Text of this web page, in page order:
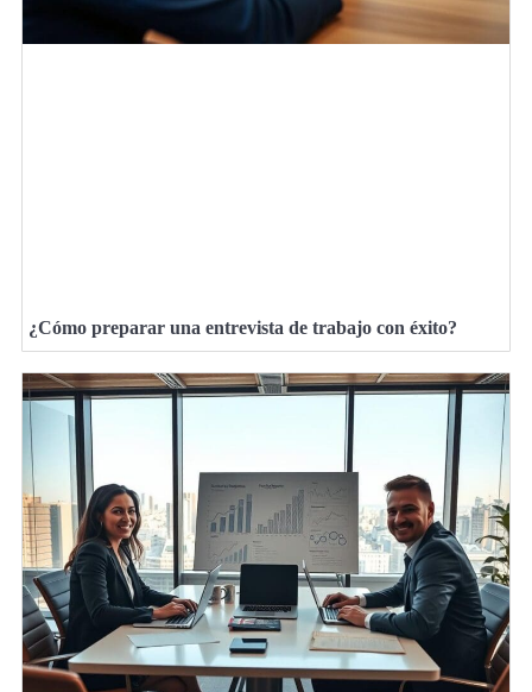
¿Cómo preparar una entrevista de trabajo con éxito?